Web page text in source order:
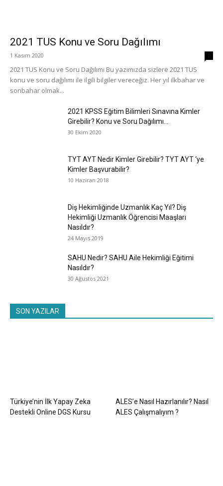
2021 TUS Konu ve Soru Dağılımı
1 Kasım 2020
2021 TUS Konu ve Soru Dağılımı Bu yazımızda sizlere 2021 TUS
konu ve soru dağılımı ile ilgili bilgiler vereceğiz. Her yıl ilkbahar ve
sonbahar olmak...
2021 KPSS Eğitim Bilimleri Sınavına Kimler
Girebilir? Konu ve Soru Dağılımı...
30 Ekim 2020
TYT AYT Nedir Kimler Girebilir? TYT AYT ‘ye
Kimler Başvurabilir?
10 Haziran 2018
Diş Hekimliğinde Uzmanlık Kaç Yıl? Diş
Hekimliği Uzmanlık Öğrencisi Maaşları
Nasıldır?
24 Mayıs 2019
SAHU Nedir? SAHU Aile Hekimliği Eğitimi
Nasıldır?
30 Ağustos 2021
SON YAZILAR
Türkiye’nin İlk Yapay Zeka
Destekli Online DGS Kursu
ALES’e Nasıl Hazırlanılır? Nasıl
ALES Çalışmalıyım ?